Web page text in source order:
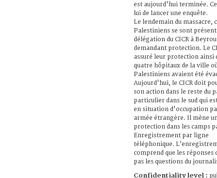
est aujourd'hui terminée.
lui de lancer une enquête.
Le lendemain du massacre,
Palestiniens se sont
délégation du CICR à
demandant protection. Le
assuré leur protection ainsi
quatre hôpitaux de la ville
Palestiniens avaient été
Aujourd'hui, le CICR doit
son action dans le reste du
particulier dans le sud qui
en situation d'occupation
armée étrangère. Il mène
protection dans les camps
Enregistrement par ligne
téléphonique.
comprend que les réponses
pas les questions du
Confidentiality level :